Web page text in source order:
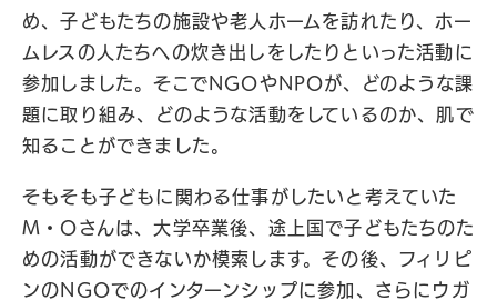
め、子どもたちの施設や老人ホームを訪れたり、ホー
ムレスの人たちへの炊き出しをしたりといった活動に
参加しました。そこでNGOやNPOが、どのような課
題に取り組み、どのような活動をしているのか、肌で
知ることができました。
そもそも子どもに関わる仕事がしたいと考えていた
M・Oさんは、大学卒業後、途上国で子どもたちのた
めの活動ができないか模索します。その後、フィリピ
ンのNGOでのインターンシップに参加、さらにウガ